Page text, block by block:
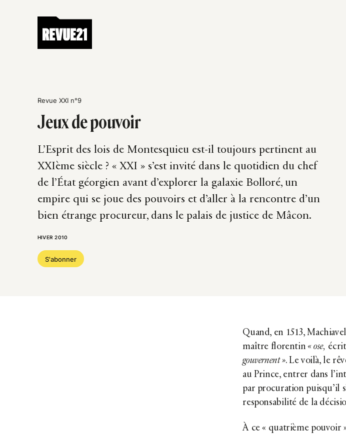
Revue XXI n°9
Jeux de pouvoir
L’Esprit des lois de Montesquieu est-il toujours pertinent au
XXIème siècle ? « XXI » s’est invité dans le quotidien du chef
de l’État géorgien avant d’explorer la galaxie Bolloré, un
empire qui se joue des pouvoirs et d’aller à la rencontre d’un
bien étrange procureur, dans le palais de justice de Mâcon.
HIVER 2010
S'abonner
Quand, en 1513,
maître florentin « ose,
gouvernent ». Le voilà, le
au Prince, entrer dans
par procuration puisqu’il
responsabilité de la
À ce « quatrième pouvoir